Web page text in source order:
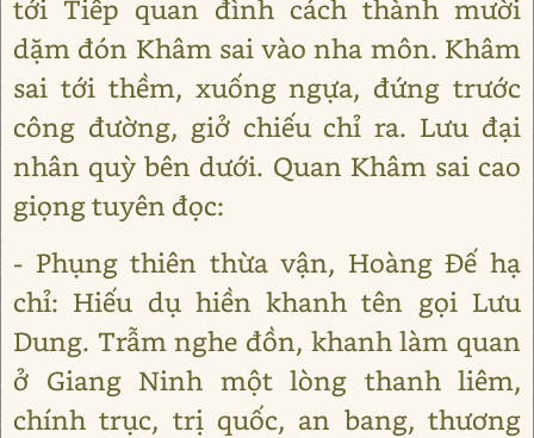
tới Tiếp quan đình cách thành mười
dặm đón Khâm sai vào nha môn. Khâm
sai tới thềm, xuống ngựa, đứng trước
công đường, giở chiếu chỉ ra. Lưu đại
nhân quỳ bên dưới. Quan Khâm sai cao
giọng tuyên đọc:
- Phụng thiên thừa vận, Hoàng Đế hạ
chỉ: Hiếu dụ hiền khanh tên gọi Lưu
Dung. Trẫm nghe đồn, khanh làm quan
ở Giang Ninh một lòng thanh liêm,
chính trục, trị quốc, an bang, thương